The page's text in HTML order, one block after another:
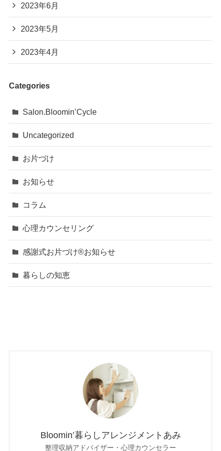
2023年6月
2023年5月
2023年4月
Categories
Salon.Bloomin’Cycle
Uncategorized
お片づけ
お知らせ
コラム
心理カウンセリング
感謝式お片づけ®お知らせ
暮らしの知恵
Bloomin’暮らしアレンジメントあみ
整理収納アドバイザー・心理カウンセラー